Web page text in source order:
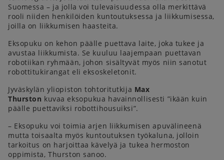
Suomessa – ja jolla voi tulevaisuudessa olla merkittävä
rooli niiden henkilöiden kuntoutuksessa ja liikkumisessa,
joilla on liikkumisen haasteita.
Eksopuku on kehon päälle puettava laite, joka tukee ja
avustaa liikkumista. Se kuuluu laajempaan puettavan
robotiikan ryhmään, johon sisältyvät myös niin sanotut
robottitukirangat eli eksoskeletonit.
Jyväskylän yliopiston tohtoritutkija Max
Thurston kuvaa eksopukua havainnollisesti ”ikään kuin
päälle puettaviksi robottihousuiksi”.
– Eksopuku voi toimia arjen liikkumisen apuvälineenä
mutta toisaalta myös kuntoutuksen työkaluna, jolloin
tarkoitus on harjoittaa kävelyä ja tukea hermoston
oppimista, Thurston sanoo.